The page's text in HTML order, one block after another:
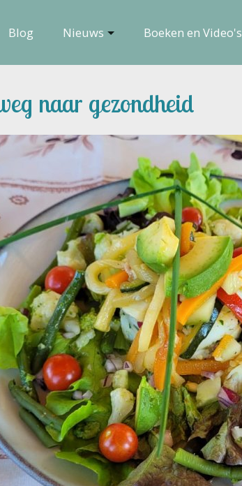
Blog Nieuws Boeken en Video's
naar gezondheid